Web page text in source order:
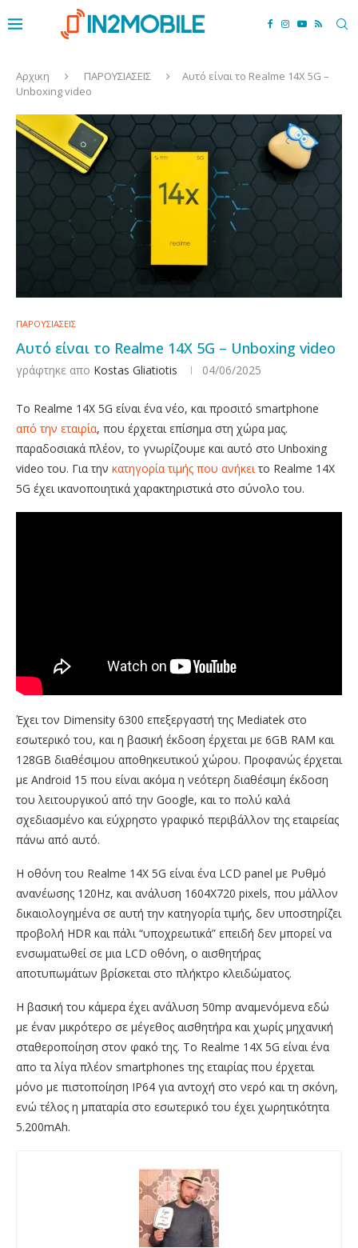
Αρχικη ΠΑΡΟΥΣΙΑΣΕΙΣ
Αυτό είναι το Realme 14X 5G –
Unboxing video
ΠΑΡΟΥΣΙΑΣΕΙΣ
Αυτό είναι το Realme 14X 5G – Unboxing video
γράφτηκε απο Kostas Gliatiotis 04/06/2025
To Realme 14X 5G είναι ένα νέο, και προσιτό smartphone
από την εταιρία, που έρχεται επίσημα στη χώρα μας.
παραδοσιακά πλέον, το γνωρίζουμε και αυτό στο Unboxing
video του. Για την κατηγορία τιμής που ανήκειτο Realme 14X
5G έχει ικανοποιητικά χαρακτηριστικά στο σύνολο του.
Έχει τον Dimensity 6300 επεξεργαστή της Mediatek στο
εσωτερικό του, και η βασική έκδοση έρχεται με 6GB RAM και
128GB διαθέσιμου αποθηκευτικού χώρου. Προφανώς έρχεται
με Android 15 που είναι ακόμα η νεότερη διαθέσιμη έκδοση
του λειτουργικού από την Google, και το πολύ καλά
σχεδιασμένο και εύχρηστο γραφικό περιβάλλον της εταιρείας
πάνω από αυτό.
Η οθόνη του Realme 14X 5G είναι ένα LCD panel με Ρυθμό
ανανέωσης 120Hz, και ανάλυση 1604Χ720 pixels, που μάλλον
δικαιολογημένα σε αυτή την κατηγορία τιμής, δεν υποστηρίζει
προβολή HDR και πάλι “υποχρεωτικά” επειδή δεν μπορεί να
ενσωματωθεί σε μια LCD οθόνη, ο αισθητήρας
αποτυπωμάτων βρίσκεται στο πλήκτρο κλειδώματος.
Η βασική του κάμερα έχει ανάλυση 50mp αναμενόμενα εδώ
με έναν μικρότερο σε μέγεθος αισθητήρα και χωρίς μηχανική
σταθεροποίηση στον φακό της. Το Realme 14X 5G είναι ένα
απο τα λίγα πλέον smartphones της εταιρίας που έρχεται
μόνο με πιστοποίηση ΙΡ64 για αντοχή στο νερό και τη σκόνη,
ενώ τέλος η μπαταρία στο εσωτερικό του έχει χωρητικότητα
5.200mAh.